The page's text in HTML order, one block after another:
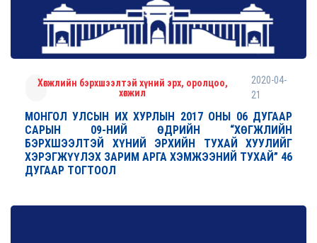
Хөгжлийн бэрхшээлтэй хүний эрх, оролцоо,
хөгжил
2020-04-
21
МОНГОЛ УЛСЫН ИХ ХУРЛЫН 2017 ОНЫ 06 ДУГААР
САРЫН 09-НИЙ ӨДРИЙН “ХӨГЖЛИЙН
БЭРХШЭЭЛТЭЙ ХҮНИЙ ЭРХИЙН ТУХАЙ ХУУЛИЙГ
ХЭРЭГЖҮҮЛЭХ ЗАРИМ АРГА ХЭМЖЭЭНИЙ ТУХАЙ” 46
ДУГААР ТОГТООЛ